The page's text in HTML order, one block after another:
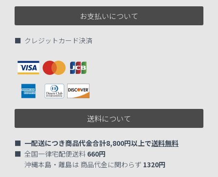
お支払いについて
■ クレジットカード決済
送料について
■ 一配送につき商品代金合計8,800円以上で送料無料
■ 全国一律宅配便送料 660円
沖縄本島・離島は 商品代金に関わらず 1320円